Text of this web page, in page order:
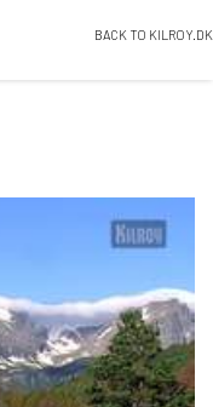
BACK TO KILROY.DK